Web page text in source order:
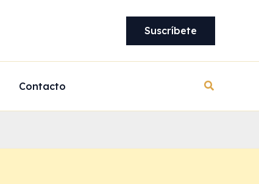
Suscríbete
Contacto Buscar